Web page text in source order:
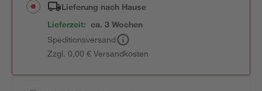
Lieferung nach Hause
Lieferzeit: ca. 3 Wochen
Speditionsversand
Zzgl. 0,00 € Versandkosten